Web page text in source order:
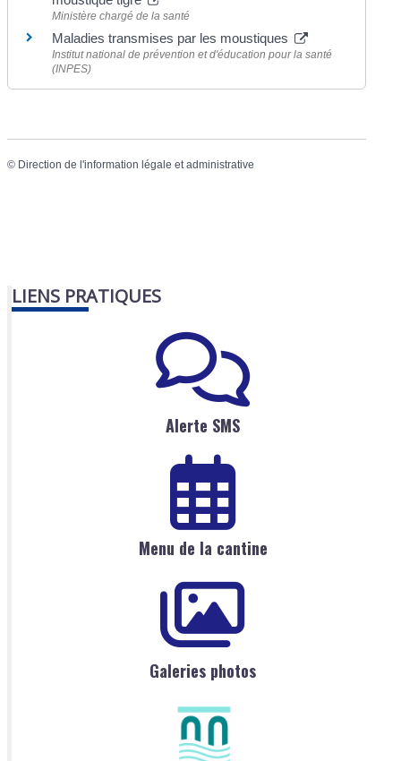
Ministère chargé de la santé
Maladies transmises par les moustiques
Institut national de prévention et d'éducation pour la santé
(INPES)
© Direction de l'information légale et administrative
LIENS PRATIQUES
Alerte SMS
Menu de la cantine
Galeries photos